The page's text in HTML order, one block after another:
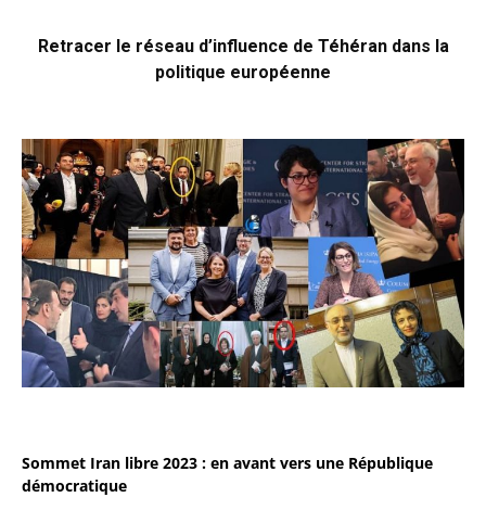
Retracer le réseau d’influence de Téhéran dans la
politique européenne
Sommet Iran libre 2023 : en avant vers une République
démocratique